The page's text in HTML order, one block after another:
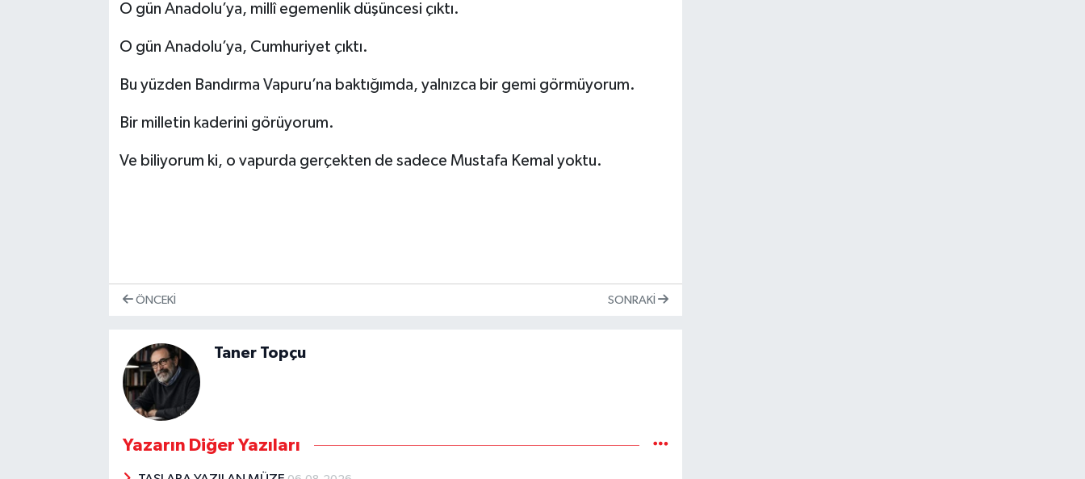
O gün Anadolu’ya, millî egemenlik düşüncesi çıktı.
O gün Anadolu’ya, Cumhuriyet çıktı.
Bu yüzden Bandırma Vapuru’na baktığımda, yalnızca bir gemi görmüyorum.
Bir milletin kaderini görüyorum.
Ve biliyorum ki, o vapurda gerçekten de sadece Mustafa Kemal yoktu.
ÖNCEKI SONRAKI
Taner Topçu
Yazarın Diğer Yazıları